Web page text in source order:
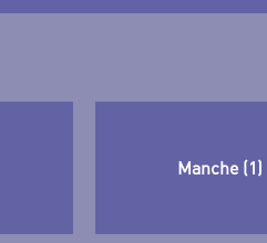
Manche (1)